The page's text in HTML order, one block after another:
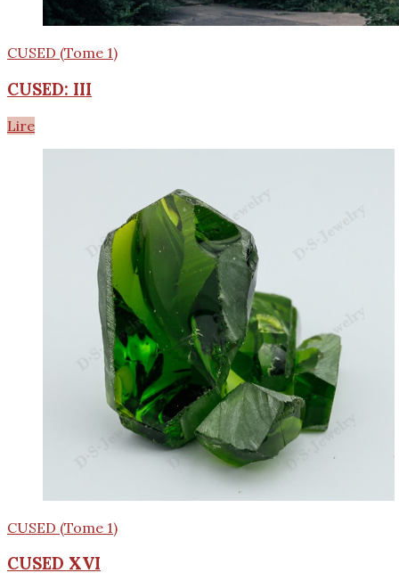
CUSED (Tome 1)
CUSED: III
Lire
CUSED (Tome 1)
CUSED XVI